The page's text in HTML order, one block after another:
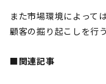
また市場環境によって
顧客の掘り起こしを行
■関連記事